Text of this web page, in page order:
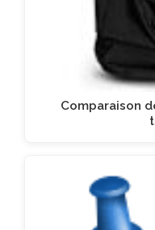
Comparaison